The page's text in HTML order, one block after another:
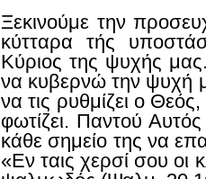
Ξεκινούμε την
κύτταρα τής
Κύριος της ψυχής
να κυβερνώ την ψυχή
να τις ρυθμίζει ο
φωτίζει. Παντού
κάθε σημείο της να
«Εν ταις χερσί σου οι